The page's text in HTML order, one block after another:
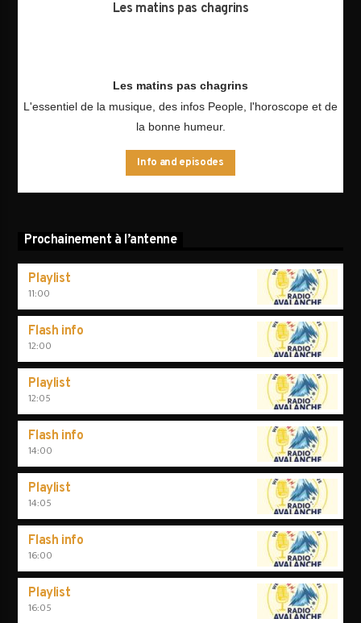
Les matins pas chagrins
Les matins pas chagrins
L'essentiel de la musique, des infos People, l'horoscope et de
la bonne humeur.
Info and episodes
Prochainement à l’antenne
Playlist
11:00
Flash info
12:00
Playlist
12:05
Flash info
14:00
Playlist
14:05
Flash info
16:00
Playlist
16:05